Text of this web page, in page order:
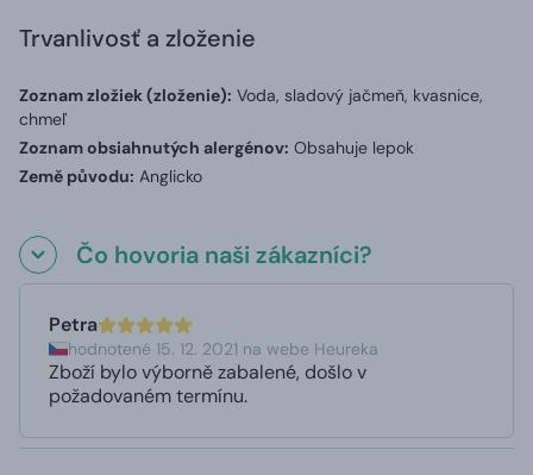
Trvanlivosť a zloženie
Zoznam zložiek (zloženie): Voda, sladový jačmeň, kvasnice,
chmeľ
Zoznam obsiahnutých alergénov: Obsahuje lepok
Země původu: Anglicko
Čo hovoria naši zákazníci?
Petra
hodnotené 15. 12. 2021 na webe Heureka
Zboží bylo výborně zabalené, došlo v
požadovaném termínu.